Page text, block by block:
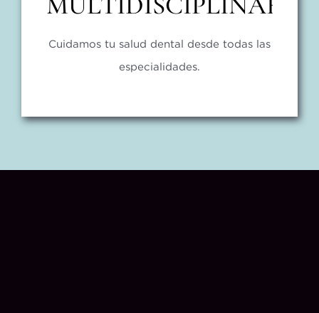
Cuidamos tu salud dental desde todas las
especialidades.